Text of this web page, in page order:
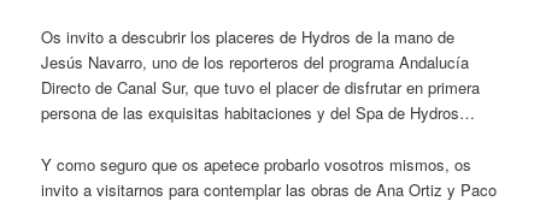
Os invito a descubrir los placeres de Hydros de la mano de
Jesús Navarro, uno de los reporteros del programa Andalucía
Directo de Canal Sur, que tuvo el placer de disfrutar en primera
persona de las exquisitas habitaciones y del Spa de Hydros…
Y como seguro que os apetece probarlo vosotros mismos, os
invito a visitarnos para contemplar las obras de Ana Ortiz y Paco